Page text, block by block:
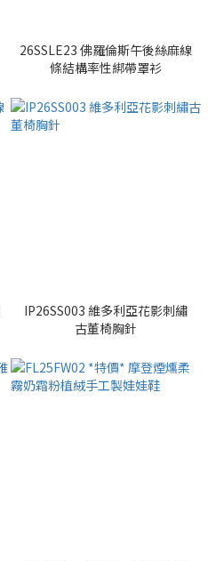
26SSLE23 佛羅倫斯午後絲麻線
條結構率性綁帶罩衫
IP26SS003 維多利亞花影刺繡
古董椅胸針